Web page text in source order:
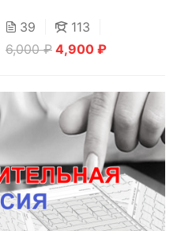
39
113
6,000 ₽ 4,900 ₽